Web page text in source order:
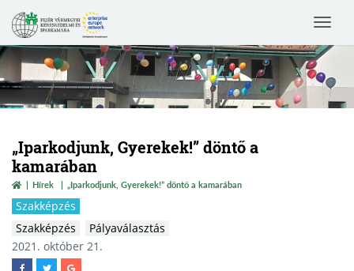
Toggle
„Iparkodjunk, Gyerekek!” döntő a
kamarában
Hírek „Iparkodjunk, Gyerekek!” döntő a kamarában
Szakképzés
Szakképzés
Pályaválasztás
2021. október 21.